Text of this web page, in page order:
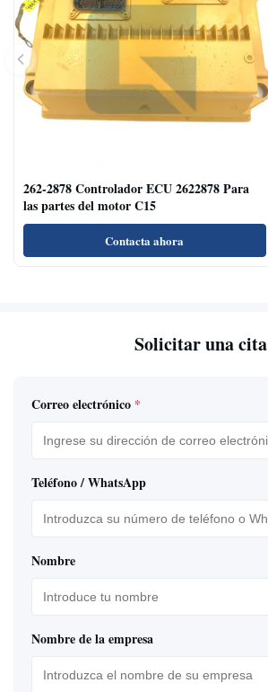
262-2878 Controlador ECU 2622878 Para
las partes del motor C15
Contacta ahora
Solicitar una cita
Correo electrónico *
Teléfono / WhatsApp
Nombre
Nombre de la empresa